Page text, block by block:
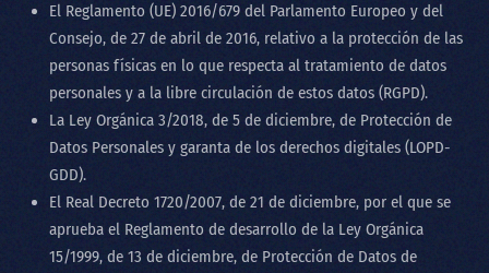
El Reglamento (UE) 2016/679 del Parlamento Europeo y del
Consejo, de 27 de abril de 2016, relativo a la protección de las
personas físicas en lo que respecta al tratamiento de datos
personales y a la libre circulación de estos datos (RGPD).
La Ley Orgánica 3/2018, de 5 de diciembre, de Protección de
Datos Personales y garanta de los derechos digitales (LOPD-
GDD).
El Real Decreto 1720/2007, de 21 de diciembre, por el que se
aprueba el Reglamento de desarrollo de la Ley Orgánica
15/1999, de 13 de diciembre, de Protección de Datos de